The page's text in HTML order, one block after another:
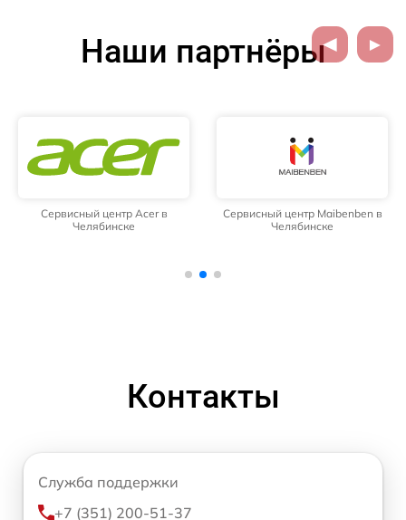
Наши партнёры
Сервисный центр Acer в
Челябинске
Сервисный центр Maibenben в
Челябинске
Контакты
Служба поддержки
+7 (351) 200-51-37